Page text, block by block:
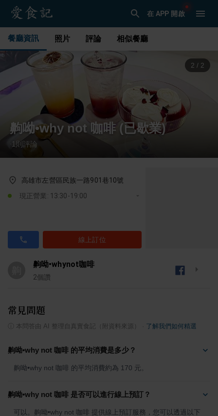
在 APP 開啟
餐廳資訊 照片 評論 相似餐廳
1 / 2
齁呦•why not 咖啡 (已歇業)
1 則評論
高雄市左營區民族一路901巷10號
現正營業: 13:30-19:00
線上訂位
齁呦•whynot咖啡
2個讚
常見問題
本問答由 AI 整理自真實食記（附資料來源） 了解我們如何精選
齁呦•why not 咖啡 的平均消費是多少？
齁呦•why not 咖啡 的平均消費約為 170 元。
齁呦•why not 咖啡 是否可以進行線上預訂？
可以。齁呦•why not 咖啡 提供線上預訂服務，您可以透過以下